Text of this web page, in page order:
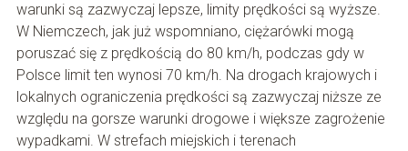
warunki są zazwyczaj lepsze, limity prędkości są wyższe.
W Niemczech, jak już wspomniano, ciężarówki mogą
poruszać się z prędkością do 80 km/h, podczas gdy w
Polsce limit ten wynosi 70 km/h. Na drogach krajowych i
lokalnych ograniczenia prędkości są zazwyczaj niższe ze
względu na gorsze warunki drogowe i większe zagrożenie
wypadkami. W strefach miejskich i terenach